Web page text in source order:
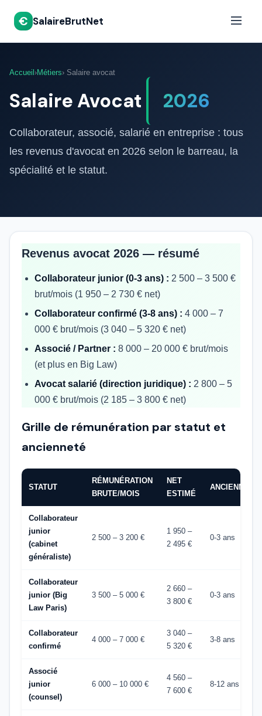
€ SalaireBrutNet
Accueil ›Métiers› Salaire avocat
Salaire Avocat 2026
Collaborateur, associé, salarié en entreprise : tous
les revenus d'avocat en 2026 selon le barreau, la
spécialité et le statut.
Revenus avocat 2026 — résumé
Collaborateur junior (0-3 ans) : 2 500 – 3 500 €
brut/mois (1 950 – 2 730 € net)
Collaborateur confirmé (3-8 ans) : 4 000 – 7
000 € brut/mois (3 040 – 5 320 € net)
Associé / Partner : 8 000 – 20 000 € brut/mois
(et plus en Big Law)
Avocat salarié (direction juridique) : 2 800 – 5
000 € brut/mois (2 185 – 3 800 € net)
Grille de rémunération par statut et
ancienneté
STATUT
RÉMUNÉRATION
BRUTE/MOIS
NET
ESTIMÉ
ANCIENNETÉ
Collaborateur
junior
(cabinet
généraliste)
2 500 – 3 200 €
1 950 –
2 495 €
0-3 ans
Collaborateur
junior (Big
Law Paris)
3 500 – 5 000 €
2 660 –
3 800 €
0-3 ans
Collaborateur
confirmé
4 000 – 7 000 €
3 040 –
5 320 €
3-8 ans
Associé
junior
(counsel)
6 000 – 10 000 €
4 560 –
7 600 €
8-12 ans